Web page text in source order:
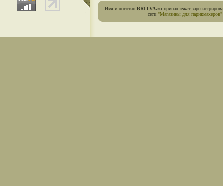
Имя и логотип BRITVA.ru принадлежат
сети "Магазины для парикмахеров"